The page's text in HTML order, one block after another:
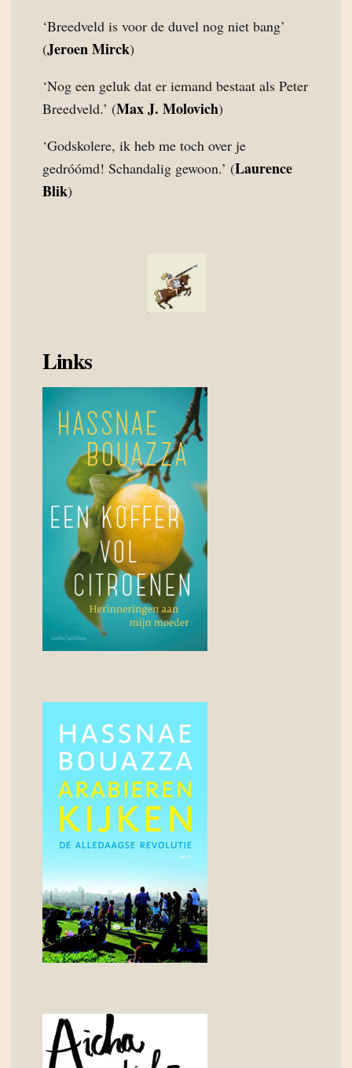
‘Breedveld is voor de duvel nog niet bang’
(Jeroen Mirck)
‘Nog een geluk dat er iemand bestaat als Peter
Breedveld.’ (Max J. Molovich)
‘Godskolere, ik heb me toch over je
gedróómd! Schandalig gewoon.’ (Laurence
Blik)
Links